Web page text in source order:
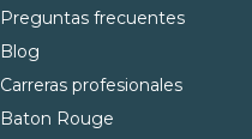
Preguntas frecuentes
Blog
Carreras profesionales
Baton Rouge